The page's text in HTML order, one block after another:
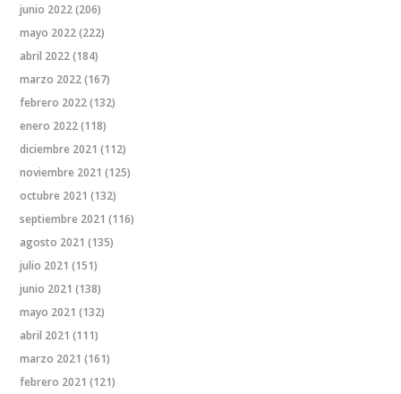
junio 2022(206)
mayo 2022(222)
abril 2022(184)
marzo 2022(167)
febrero 2022(132)
enero 2022(118)
diciembre 2021 (112)
noviembre 2021 (125)
octubre 2021 (132)
septiembre 2021 (116)
agosto 2021 (135)
julio 2021 (151)
junio 2021 (138)
mayo 2021 (132)
abril 2021 (111)
marzo 2021 (161)
febrero 2021 (121)